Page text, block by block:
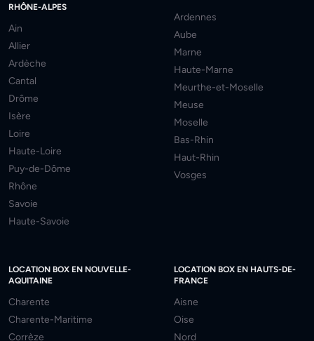
RHÔNE-ALPES
Ain
Allier
Ardèche
Cantal
Drôme
Isère
Loire
Haute-Loire
Puy-de-Dôme
Rhône
Savoie
Haute-Savoie
Ardennes
Aube
Marne
Haute-Marne
Meurthe-et-Moselle
Meuse
Moselle
Bas-Rhin
Haut-Rhin
Vosges
LOCATION BOX EN NOUVELLE-
AQUITAINE
Charente
Charente-Maritime
Corrèze
LOCATION BOX EN HAUTS-DE-
FRANCE
Aisne
Oise
Nord